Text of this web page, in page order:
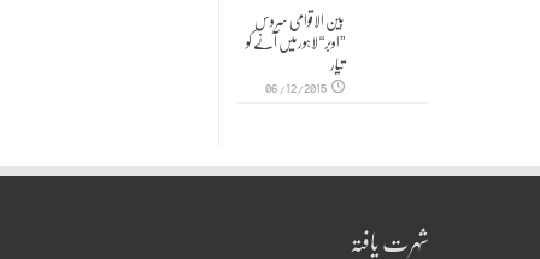
بین الاقوامی سروس
”اوبر“ لاہور میں آنے کو
تیار
06/12/2015
شہرت یافتہ